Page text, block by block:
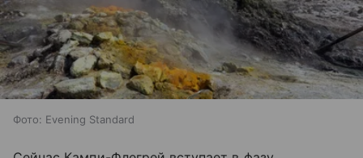
Фото: Evening Standard